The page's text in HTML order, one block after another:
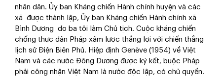
nhân dân. Ủy ban Kháng chiến Hành chính huyện và các
xã được thành lập, Ủy ban Kháng chiến Hành chính xã
Bình Dương do ba tôi làm Chủ tịch. Cuộc kháng chiến
chống thực dân Pháp xâm lược thắng lợi với chiến thắng
lịch sử Điện Biên Phủ. Hiệp định Genève (1954) về Việt
Nam và các nước Đông Dương được ký kết, buộc Pháp
phải công nhận Việt Nam là nước độc lập, có chủ quyền.